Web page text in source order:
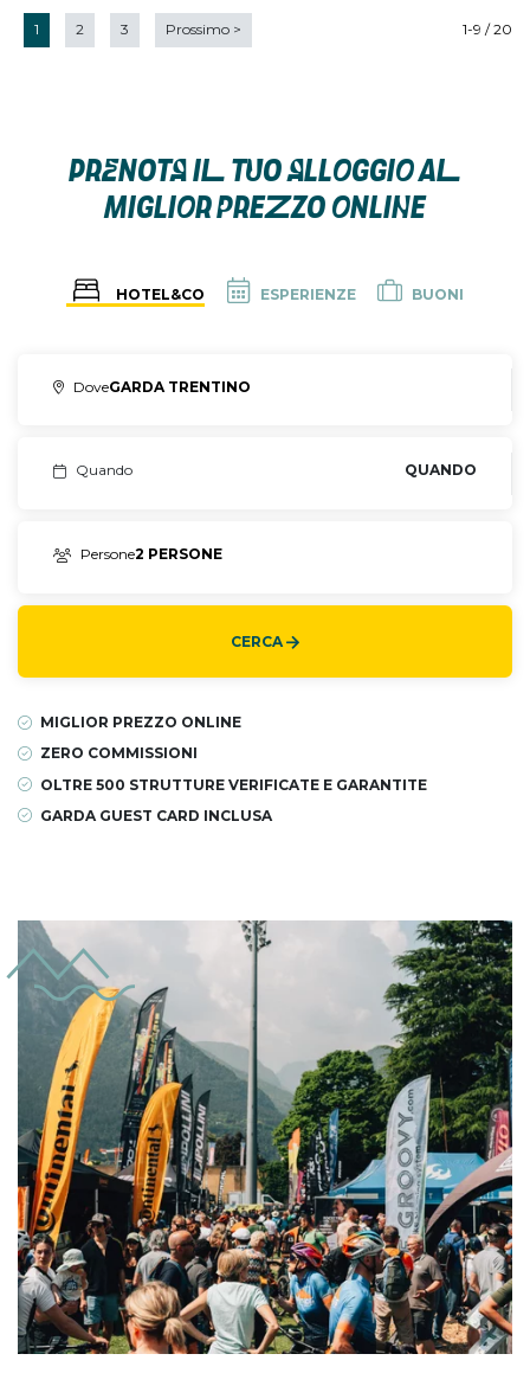
1-9 / 20
1 2 3 Prossimo >
PRENOTA IL TUO ALLOGGIO AL
MIGLIOR PREZZO ONLINE
HOTEL&CO ESPERIENZE BUONI
DoveGARDA TRENTINO
Quando QUANDO
Persone2 PERSONE
CERCA
MIGLIOR PREZZO ONLINE
ZERO COMMISSIONI
OLTRE 500 STRUTTURE VERIFICATE E GARANTITE
GARDA GUEST CARD INCLUSA